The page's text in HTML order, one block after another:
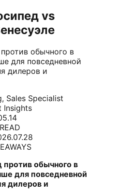
vs
обычного в
для повседневной
дилеров и
Sales Specialist
Insights
обычного в
для повседневной
дилеров и